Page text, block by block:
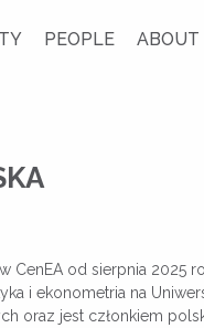
PEOPLE ABOUT
CenEA od sierpnia 2025
i ekonometria na
oraz jest członkiem